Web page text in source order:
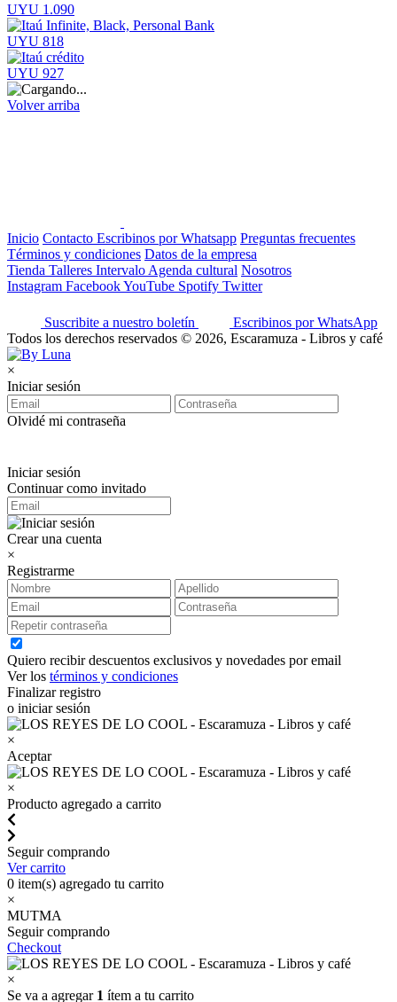
UYU 1.090
UYU 818
UYU 927
Volver arriba
Inicio Contacto Escribinos por Whatsapp Preguntas frecuentes
Términos y condiciones Datos de la empresa
Tienda Talleres Intervalo Agenda cultural Nosotros
Instagram FacebookYouTube Spotify Twitter
Suscribite a nuestro boletín
Escribinos por WhatsApp
Todos los derechos reservados © 2026, Escaramuza - Libros y café
×
Iniciar sesión
Olvidé mi contraseña
Iniciar sesión
Continuar como invitado
Crear una cuenta
×
Registrarme
Quiero recibir descuentos exclusivos y novedades por email
Ver los términos y condiciones
Finalizar registro
o iniciar sesión
×
Aceptar
×
Producto agregado a carrito
Seguir comprando
Ver carrito
0 item(s) agregado tu carrito
×
MUTMA
Seguir comprando
Checkout
×
Se va a agregar 1 ítem a tu carrito